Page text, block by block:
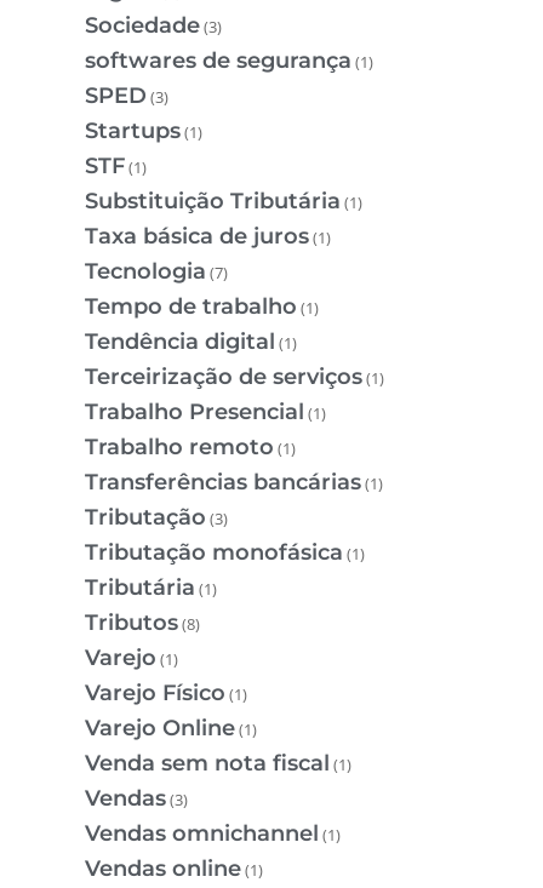
Sociedade(3)
softwares de segurança (1)
SPED (3)
Startups(1)
STF(1)
Substituição Tributária (1)
Taxa básica de juros(1)
Tecnologia (7)
Tempo de trabalho (1)
Tendência digital (1)
Terceirização de serviços(1)
Trabalho Presencial (1)
Trabalho remoto (1)
Transferências bancárias(1)
Tributação (3)
Tributação monofásica (1)
Tributária (1)
Tributos(8)
Varejo (1)
Varejo Físico (1)
Varejo Online(1)
Venda sem nota fiscal (1)
Vendas(3)
Vendas omnichannel (1)
Vendas online(1)